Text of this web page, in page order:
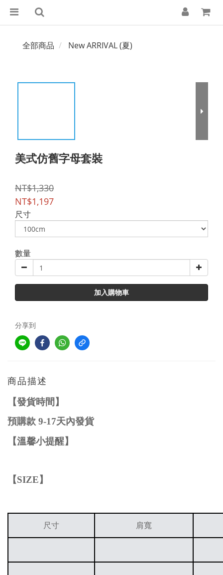
全部商品 New ARRIVAL (夏)
美式仿舊字母套裝
NT$1,330
NT$1,197
尺寸
數量
加入購物車
分享到
商品描述
【發貨時間】
預購款 9-17天內發貨
【溫馨小提醒】
【SIZE】
尺寸 肩寬